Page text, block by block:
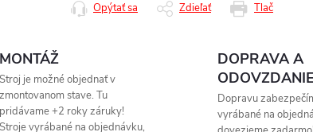
Tlač
Opýtať sa Zdieľať
MONTÁŽ
Stroj je možné objednať v
zmontovanom stave. Tu
pridávame +2 roky záruky!
Stroje vyrábané na objednávku,
DOPRAVA A
ODOVZDANIE
Dopravu
vyrábané na